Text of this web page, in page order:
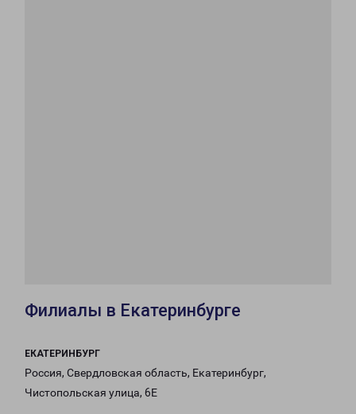
Филиалы в Екатеринбурге
ЕКАТЕРИНБУРГ
Россия, Свердловская область, Екатеринбург,
Чистопольская улица, 6Е